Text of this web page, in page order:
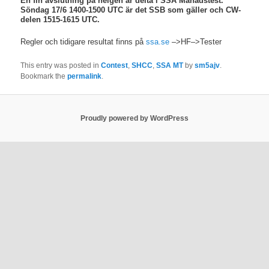
Söndag 17/6 1400-1500 UTC är det SSB som gäller och CW-
delen 1515-1615 UTC.
Regler och tidigare resultat finns påssa.se –>HF–>Tester
This entry was posted inContest ,SHCC ,SSA MTbysm5ajv
Bookmark thepermalink
Proudly powered by WordPress